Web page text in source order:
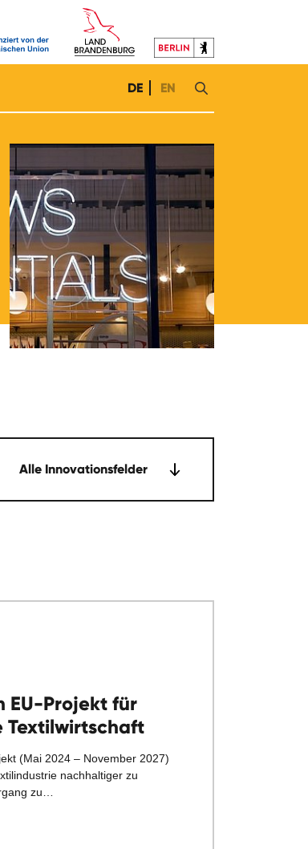
DE EN
Alle Innovationsfelder
EU-Projekt für
Textilwirtschaft
(Mai 2024 – November 2027)
nachhaltiger zu
zu…